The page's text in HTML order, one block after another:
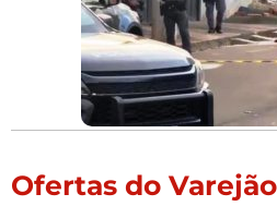
Ofertas do